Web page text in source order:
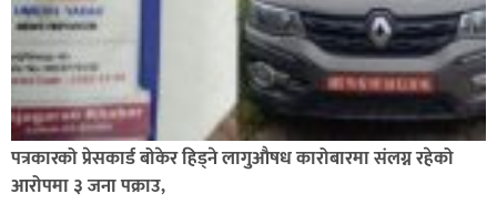
पत्रकारको प्रेसकार्ड बोकेर हिड्ने लागुऔषध कारोबारमा संलग्न रहेको
आरोपमा ३ जना पक्राउ,